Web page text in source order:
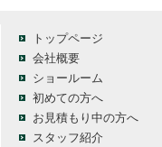
トップページ
会社概要
ショールーム
初めての方へ
お見積もり中の方へ
スタッフ紹介